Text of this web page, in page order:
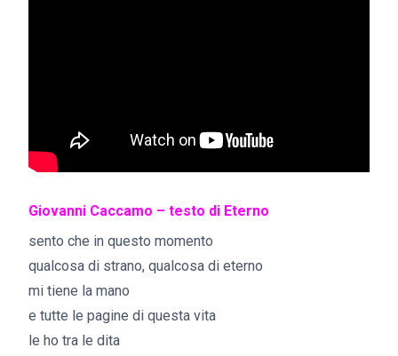
Giovanni Caccamo – testo di Eterno
sento che in questo momento
qualcosa di strano, qualcosa di eterno
mi tiene la mano
e tutte le pagine di questa vita
le ho tra le dita